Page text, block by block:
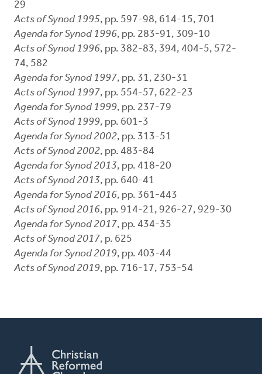
29
Acts of Synod 1995, pp. 597-98, 614-15, 701
Agenda for Synod 1996, pp. 283-91, 309-10
Acts of Synod 1996, pp. 382-83, 394, 404-5, 572-
74, 582
Agenda for Synod 1997, pp. 31, 230-31
Acts of Synod 1997, pp. 554-57, 622-23
Agenda for Synod 1999, pp. 237-79
Acts of Synod 1999, pp. 601-3
Agenda for Synod 2002, pp. 313-51
Acts of Synod 2002, pp. 483-84
Agenda for Synod 2013, pp. 418-20
Acts of Synod 2013, pp. 640-41
Agenda for Synod 2016, pp. 361-443
Acts of Synod 2016, pp. 914-21, 926-27, 929-30
Agenda for Synod 2017, pp. 434-35
Acts of Synod 2017, p. 625
Agenda for Synod 2019, pp. 403-44
Acts of Synod 2019, pp. 716-17, 753-54